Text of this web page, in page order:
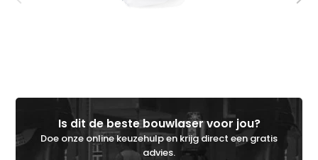
Is dit de beste bouwlaser voor jou?
Doe onze online keuzehulp en krijg direct een gratis
advies.